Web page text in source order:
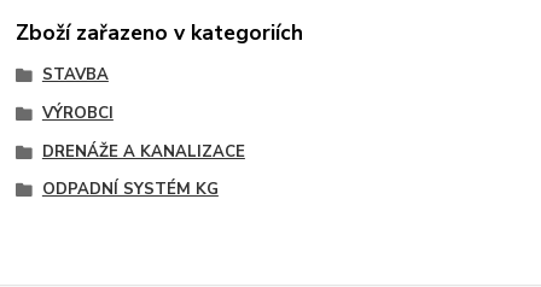
Zboží zařazeno v kategoriích
STAVBA
VÝROBCI
DRENÁŽE A KANALIZACE
ODPADNÍ SYSTÉM KG